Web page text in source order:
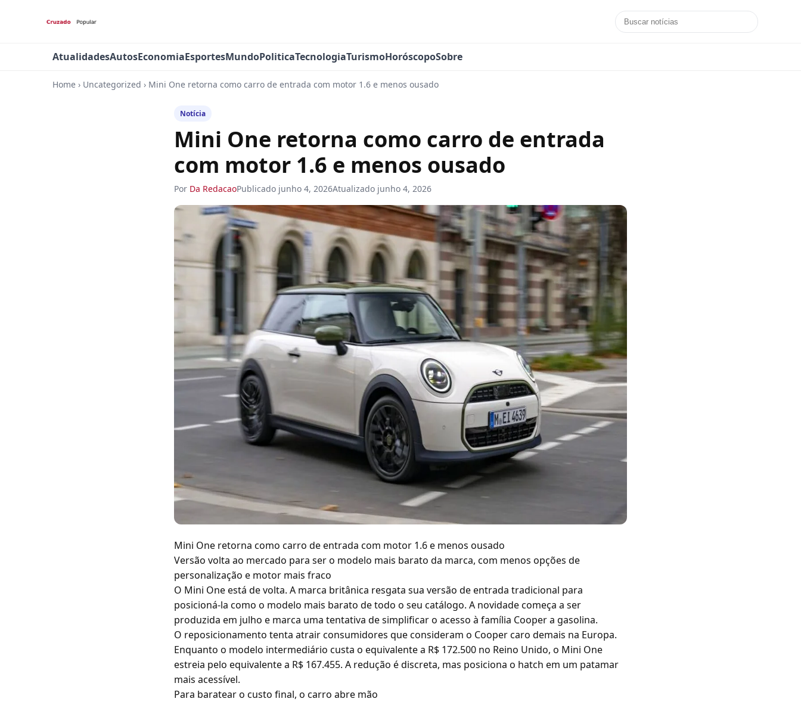
AtualidadesAutosEconomiaEsportesMundoPoliticaTecnologiaTurismoHoróscopoSobre
Home › Uncategorized › Mini One retorna como carro de entrada com motor 1.6 e menos ousado
Notícia
Mini One retorna como carro de entrada
com motor 1.6 e menos ousado
Por Da RedacaoPublicado junho 4, 2026Atualizado junho 4, 2026
Mini One retorna como carro de entrada com motor 1.6 e menos ousado
Versão volta ao mercado para ser o modelo mais barato da marca, com menos opções de
personalização e motor mais fraco
O Mini One está de volta. A marca britânica resgata sua versão de entrada tradicional para
posicioná-la como o modelo mais barato de todo o seu catálogo. A novidade começa a ser
produzida em julho e marca uma tentativa de simplificar o acesso à família Cooper a gasolina.
O reposicionamento tenta atrair consumidores que consideram o Cooper caro demais na Europa.
Enquanto o modelo intermediário custa o equivalente a R$ 172.500 no Reino Unido, o Mini One
estreia pelo equivalente a R$ 167.455. A redução é discreta, mas posiciona o hatch em um patamar
mais acessível.
Para baratear o custo final, o carro abre mão